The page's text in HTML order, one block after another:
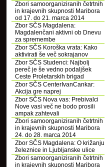
Zbori samoorganiziranih četrtnih
in krajevnih skupnosti Maribora
od 17. do 21. marca 2014
Zbor SČS Magdalena:
Magdalenčani aktivni ob Dnevu
za spremembe
Zbor SČS Koroška vrata: Kako
aktivirati še več sokrajanov
Zbor SČS Studenci: Najbolj
pereč je še vedno podaljšek
Ceste Proletarskih brigad
Zbor SČS CenterIvanCankar:
Akcija gre naprej
Zbor SČS Nova vas: Prebivalci
Nove vasi več ne bodo prosili
ampak zahtevali
Zbori samoorganiziranih četrtnih
in krajevnih skupnosti Maribora
24. do 28. marca 2014
Zbor SČS Magdalena: O križanju
železnice in Ljubljanske ulice
Zbori samoorganiziranih četrtnih
in krajevnih skupnosti Maribora